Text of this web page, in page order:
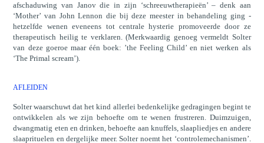
afschaduwing van Janov die in zijn ‘schreeuwtherapieën’ – denk aan
‘Mother’ van John Lennon die bij deze meester in behandeling ging -
hetzelfde wenen eveneens tot centrale hysterie promoveerde door ze
therapeutisch heilig te verklaren. (Merkwaardig genoeg vermeldt Solter
van deze goeroe maar één boek: ’the Feeling Child’ en niet werken als
‘The Primal scream’).
AFLEIDEN
Solter waarschuwt dat het kind allerlei bedenkelijke gedragingen begint te
ontwikkelen als we zijn behoefte om te wenen frustreren. Duimzuigen,
dwangmatig eten en drinken, behoefte aan knuffels, slaapliedjes en andere
slaaprituelen en dergelijke meer. Solter noemt het ‘controlemechanismen’.